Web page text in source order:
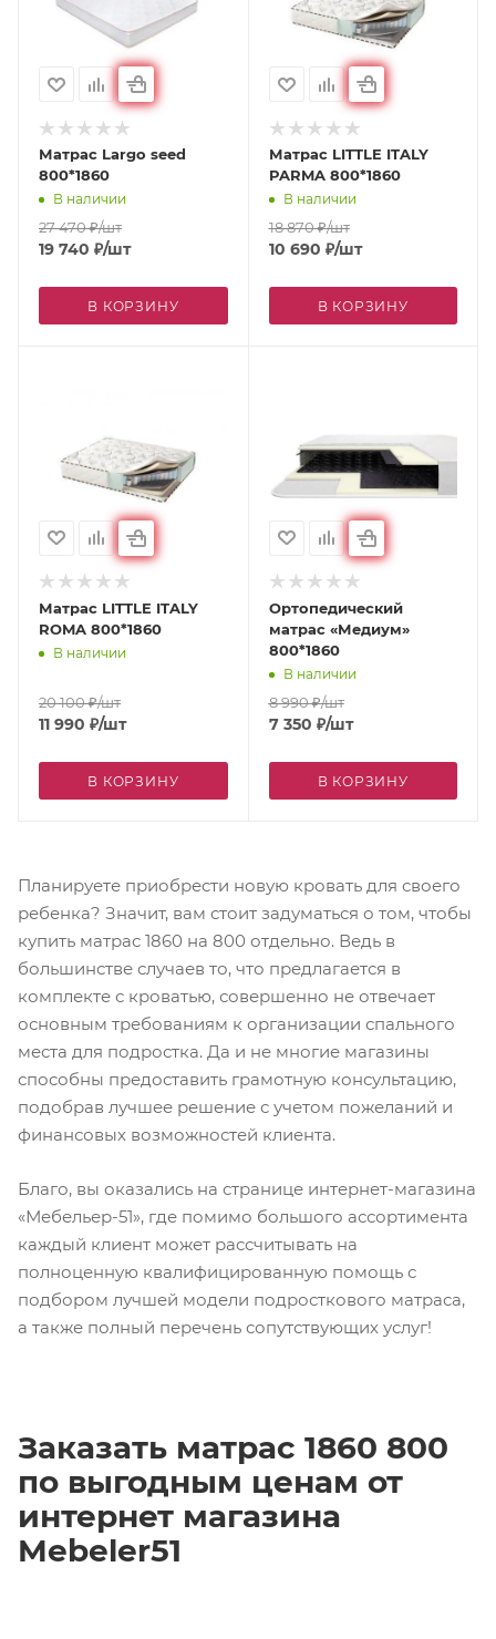
Матрас Largo seed
800*1860
В наличии
27 470₽/шт
19 740 ₽/шт
В КОРЗИНУ
Матрас LITTLE ITALY
PARMA 800*1860
В наличии
18 870₽/шт
10 690 ₽/шт
В КОРЗИНУ
Матрас LITTLE ITALY
ROMA 800*1860
В наличии
20 100₽/шт
11 990 ₽/шт
В КОРЗИНУ
Ортопедический
матрас «Медиум»
800*1860
В наличии
8 990₽/шт
7 350 ₽/шт
В КОРЗИНУ
Планируете приобрести новую кровать для своего
ребенка? Значит, вам стоит задуматься о том, чтобы
купить матрас 1860 на 800 отдельно. Ведь в
большинстве случаев то, что предлагается в
комплекте с кроватью, совершенно не отвечает
основным требованиям к организации спального
места для подростка. Да и не многие магазины
способны предоставить грамотную консультацию,
подобрав лучшее решение с учетом пожеланий и
финансовых возможностей клиента.
Благо, вы оказались на странице интернет-магазина
«Мебельер-51», где помимо большого ассортимента
каждый клиент может рассчитывать на
полноценную квалифицированную помощь с
подбором лучшей модели подросткового матраса,
а также полный перечень сопутствующих услуг!
Заказать матрас 1860 800
по выгодным ценам от
интернет магазина
Mebeler51